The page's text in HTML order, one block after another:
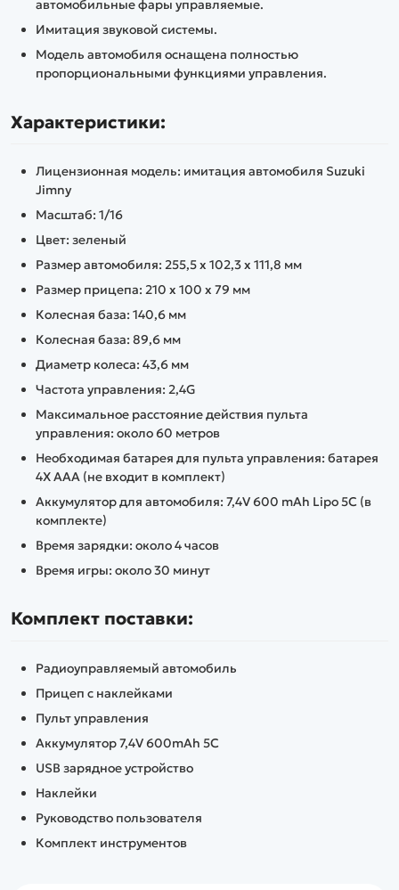
автомобильные фары управляемые.
Имитация звуковой системы.
Модель автомобиля оснащена полностью
пропорциональными функциями управления.
Характеристики:
Лицензионная модель: имитация автомобиля Suzuki
Jimny
Масштаб: 1/16
Цвет: зеленый
Размер автомобиля: 255,5 х 102,3 х 111,8 мм
Размер прицепа: 210 х 100 х 79 мм
Колесная база: 140,6 мм
Колесная база: 89,6 мм
Диаметр колеса: 43,6 мм
Частота управления: 2,4G
Максимальное расстояние действия пульта
управления: около 60 метров
Необходимая батарея для пульта управления: батарея
4X AAA (не входит в комплект)
Аккумулятор для автомобиля: 7,4V 600 mAh Lipo 5C (в
комплекте)
Время зарядки: около 4 часов
Время игры: около 30 минут
Комплект поставки:
Радиоуправляемый автомобиль
Прицеп с наклейками
Пульт управления
Аккумулятор 7,4V 600mAh 5C
USB зарядное устройство
Наклейки
Руководство пользователя
Комплект инструментов